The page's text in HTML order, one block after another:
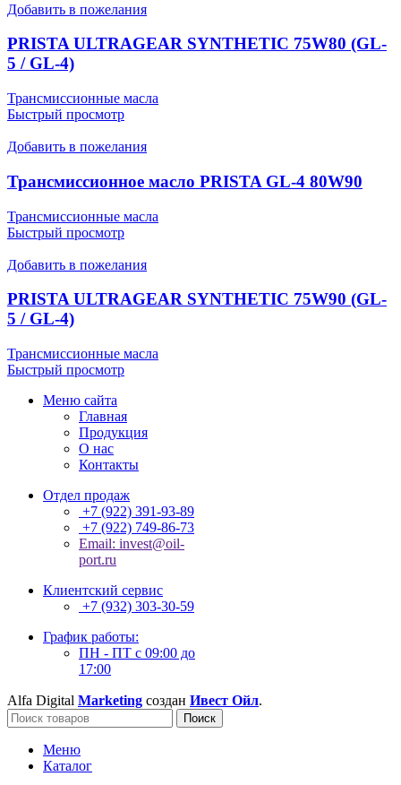
Добавить в пожелания
PRISTA ULTRAGEAR SYNTHETIC 75W80 (GL-
5 / GL-4)
Трансмиссионные масла
Быстрый просмотр
Добавить в пожелания
Трансмиссионное масло PRISTA GL-4 80W90
Трансмиссионные масла
Быстрый просмотр
Добавить в пожелания
PRISTA ULTRAGEAR SYNTHETIC 75W90 (GL-
5 / GL-4)
Трансмиссионные масла
Быстрый просмотр
Меню сайта
Главная
Продукция
О нас
Контакты
Отдел продаж
+7 (922) 391-93-89
+7 (922) 749-86-73
Email: invest@oil-
port.ru
Клиентский сервис
+7 (932) 303-30-59
График работы:
ПН - ПТ с 09:00 до
17:00
Alfa Digital Marketing создан Ивест Ойл.
Поиск
Меню
Каталог